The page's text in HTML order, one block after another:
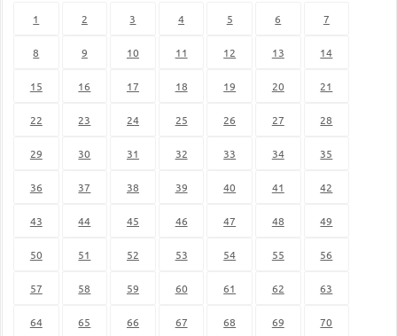
1 2 3 4 5 6 7
8 9 10 11 12 13 14
15 16 17 18 19 20 21
22 23 24 25 26 27 28
29 30 31 32 33 34 35
36 37 38 39 40 41 42
43 44 45 46 47 48 49
50 51 52 53 54 55 56
57 58 59 60 61 62 63
64 65 66 67 68 69 70